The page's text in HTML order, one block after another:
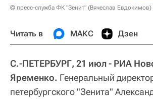
© пресс-служба ФК "Зенит" (Вячеслав Евдокимов)
Читать в МАКС Дзен
С.-ПЕТЕРБУРГ, 21 июл - РИА
Яременко. Генеральный
петербургского "Зенита"